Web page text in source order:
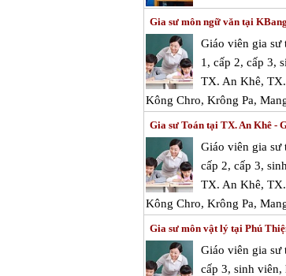
Gia sư môn ngữ văn tại
Giáo viên gia sư
1, cấp 2, cấp 3,
TX. An Khê,
Kông Chro, Krông Pa,
Gia sư Toán tại TX. An Khê -
Giáo viên gia sư
cấp 2, cấp 3,
TX. An Khê,
Kông Chro, Krông Pa,
Gia sư môn vật lý tại Phú
Giáo viên gia sư
cấp 3, sinh viên,